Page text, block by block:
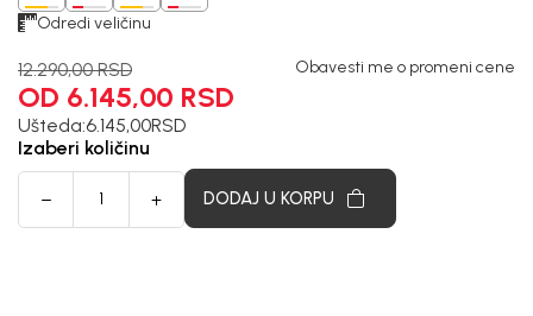
Odredi veličinu
12.290,00 RSD
OD 6.145,00 RSD
Ušteda:6.145,00RSD
Obavesti me o promeni cene
Izaberi količinu
DODAJ U KORPU